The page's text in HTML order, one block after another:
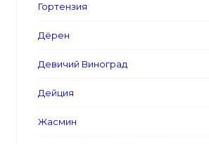
Гортензия
Дёрен
Девичий Виноград
Дейция
Жасмин